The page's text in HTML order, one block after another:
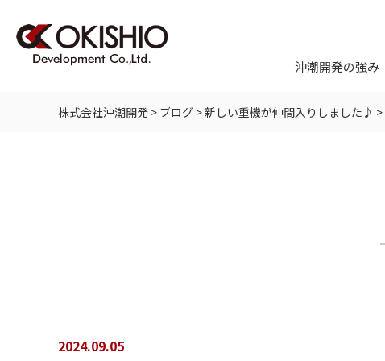
沖潮開発の強み
株式会社沖潮開発 > ブログ >新しい重機が仲間入りしました♪ >
2024.09.05